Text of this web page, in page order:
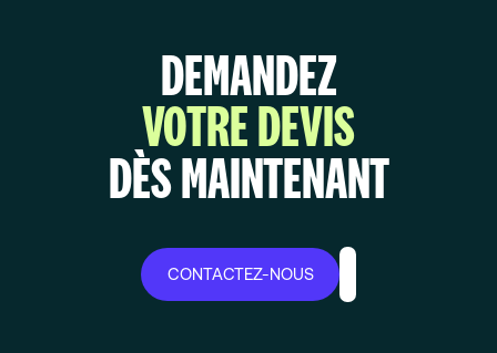
DEMANDEZ
VOTRE DEVIS
DÈS MAINTENANT
CONTACTEZ-NOUS